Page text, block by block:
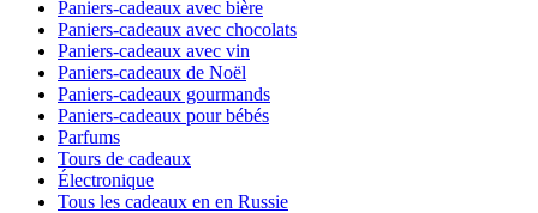
Paniers-cadeaux avec bière
Paniers-cadeaux avec chocolats
Paniers-cadeaux avec vin
Paniers-cadeaux de Noël
Paniers-cadeaux gourmands
Paniers-cadeaux pour bébés
Parfums
Tours de cadeaux
Électronique
Tous les cadeaux en en Russie